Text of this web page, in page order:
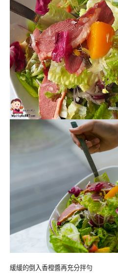
緩緩的倒入香橙醬再充分拌勻